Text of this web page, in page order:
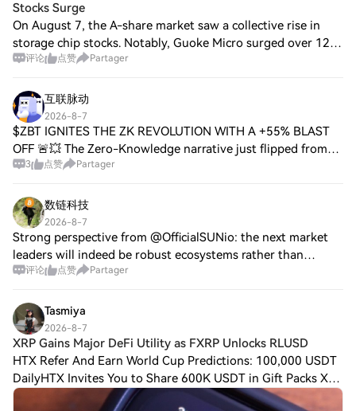
Stocks Surge
On August 7, the A-share market saw a collective rise in
storage chip stocks. Notably, Guoke Micro surged over 12%,
while Shengyi Technology, Yiyuan New Materials, Xian Dao
评论 点赞 Partager
互联脉动
2026-8-7
$ZBT IGNITES THE ZK REVOLUTION WITH A +55% BLAST
OFF 🚨💥 The Zero-Knowledge narrative just flipped from
quiet rotation to an all-out sector takeover. 🟢 $ZBT is the
3 点赞 Partager
数链科技
2026-8-7
Strong perspective from @OfficialSUNio: the next market
leaders will indeed be robust ecosystems rather than
isolated protocols. Collaboration, shared infrastructure, and
评论 点赞 Partager
Tasmiya
2026-8-7
XRP Gains Major DeFi Utility as FXRP Unlocks RLUSD
HTX Refer And Earn World Cup Predictions: 100,000 USDT
DailyHTX Invites You to Share 600K USDT in Gift Packs XRP
Gains Major DeFi Utility as FXRP Unlocks RLUSD Loans